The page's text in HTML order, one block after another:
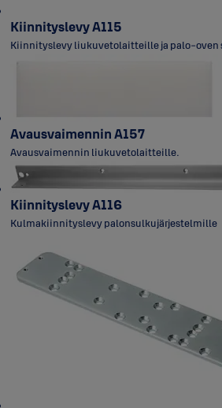
Kiinnityslevy A115
Kiinnityslevy liukuvetolaitteille ja palo-oven
Avausvaimennin A157
Avausvaimennin liukuvetolaitteille.
Kiinnityslevy A116
Kulmakiinnityslevy palonsulkujärjestelmille